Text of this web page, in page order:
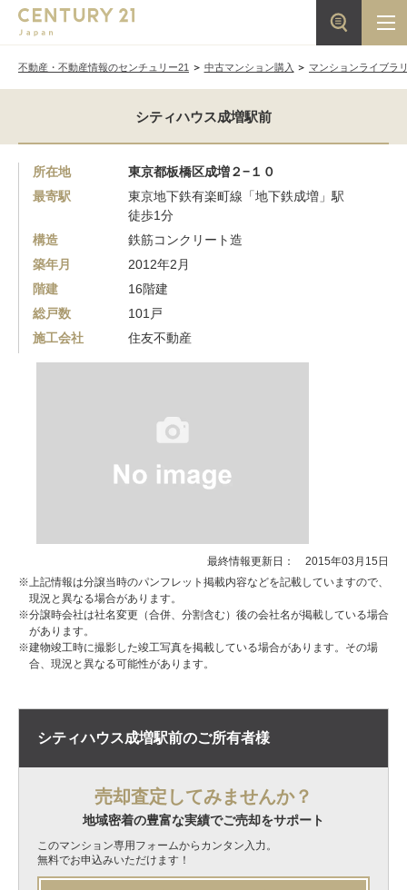
不動産・不動産情報のセンチュリー21 中古マンション購入 マンションライブラ
シティハウス成増駅前
所在地
東京都板橋区成増２−１０
最寄駅
東京地下鉄有楽町線「地下鉄成増」駅
徒歩1分
構造
鉄筋コンクリート造
築年月
2012年2月
階建
16階建
総戸数
101戸
施工会社
住友不動産
最終情報更新日： 2015年03月15日
※上記情報は分譲当時のパンフレット掲載内容などを記載していますので、
現況と異なる場合があります。
※分譲時会社は社名変更（合併、分割含む）後の会社名が掲載している場合
があります。
※建物竣工時に撮影した竣工写真を掲載している場合があります。その場
合、現況と異なる可能性があります。
シティハウス成増駅前のご所有者様
売却査定してみませんか？
地域密着の豊富な実績でご売却をサポート
このマンション専用フォームからカンタン入力。
無料でお申込みいただけます！